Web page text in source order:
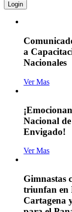
Login
a
Nacionales
Ver Mas
Nacional
Envigado!
Ver Mas
Gimnastas
triunfan en
Cartagena